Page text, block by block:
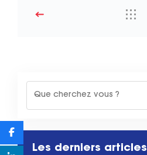
Les derniers articles